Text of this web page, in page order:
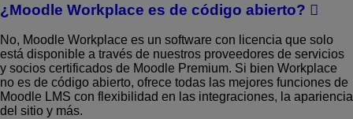
¿Moodle Workplace es de código abierto?
No, Moodle Workplace es un software con licencia que solo
está disponible a través de nuestros proveedores de servicios
y socios certificados de Moodle Premium. Si bien Workplace
no es de código abierto, ofrece todas las mejores funciones de
Moodle LMS con flexibilidad en las integraciones, la apariencia
del sitio y más.